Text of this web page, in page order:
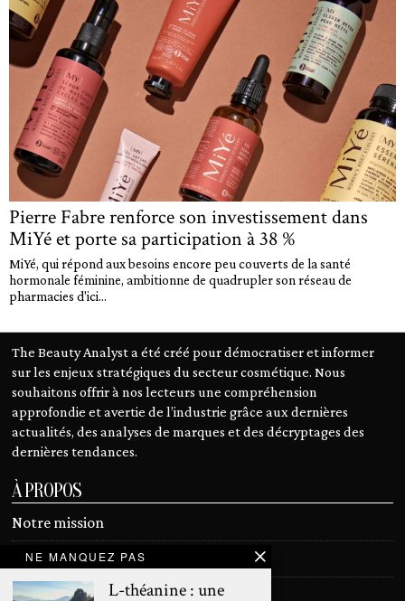
Pierre Fabre renforce son investissement dans
MiYé et porte sa participation à 38 %
MiYé, qui répond aux besoins encore peu couverts de la santé
hormonale féminine, ambitionne de quadrupler son réseau de
pharmacies d'ici...
The Beauty Analyst a été créé pour démocratiser et informer
sur les enjeux stratégiques du secteur cosmétique. Nous
souhaitons offrir à nos lecteurs une compréhension
approfondie et avertie de l’industrie grâce aux dernières
actualités, des analyses de marques et des décryptages des
dernières tendances.
À PROPOS
Notre mission
Devenir contributeur
Contact
NE MANQUEZ PAS
L-théanine : une